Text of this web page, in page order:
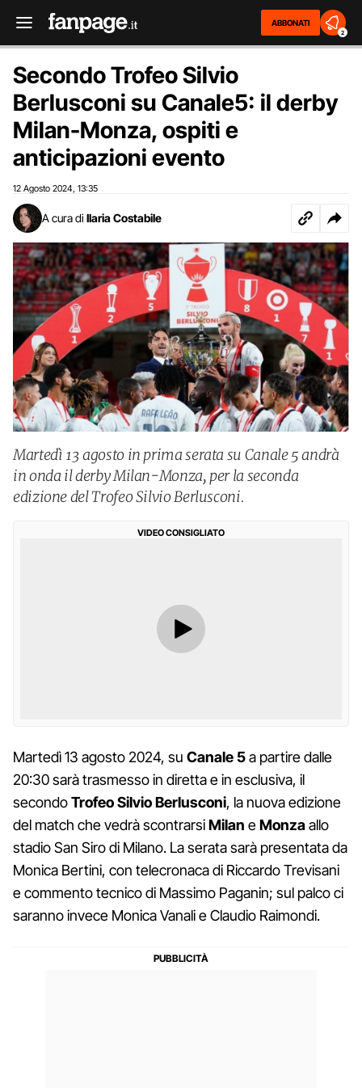
ABBONATI
2
Secondo Trofeo Silvio
Berlusconi su Canale5: il derby
Milan-Monza, ospiti e
anticipazioni evento
12 Agosto 2024 13:35
A cura di Ilaria Costabile
Martedì 13 agosto in prima serata su Canale 5 andrà
in onda il derby Milan-Monza, per la seconda
edizione del Trofeo Silvio Berlusconi.
VIDEO CONSIGLIATO
Martedì 13 agosto 2024, su Canale 5a partire dalle
20:30 sarà trasmesso in diretta e in esclusiva, il
secondoTrofeo Silvio Berlusconi, la nuova edizione
del match che vedrà scontrarsiMilan eMonzaallo
stadio San Siro di Milano. La serata sarà presentata da
Monica Bertini, con telecronaca di Riccardo Trevisani
e commento tecnico di Massimo Paganin; sul palco ci
saranno invece Monica Vanali e Claudio Raimondi.